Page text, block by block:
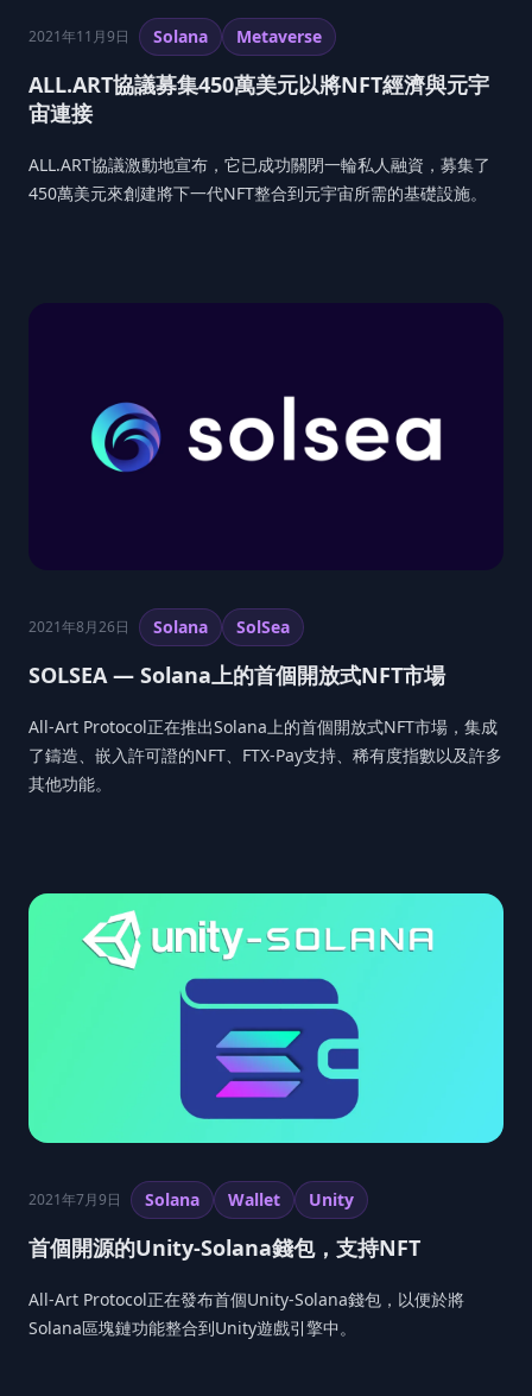
2021年11月9日 Solana Metaverse
ALL.ART協議募集450萬美元以將NFT經濟與元宇
宙連接
ALL.ART協議激動地宣布，它已成功關閉一輪私人融資，募集了
450萬美元來創建將下一代NFT整合到元宇宙所需的基礎設施。
2021年8月26日 Solana SolSea
SOLSEA — Solana上的首個開放式NFT市場
All-Art Protocol正在推出Solana上的首個開放式NFT市場，集成
了鑄造、嵌入許可證的NFT、FTX-Pay支持、稀有度指數以及許多
其他功能。
2021年7月9日 Solana Wallet Unity
首個開源的Unity-Solana錢包，支持NFT
All-Art Protocol正在發布首個Unity-Solana錢包，以便於將
Solana區塊鏈功能整合到Unity遊戲引擎中。